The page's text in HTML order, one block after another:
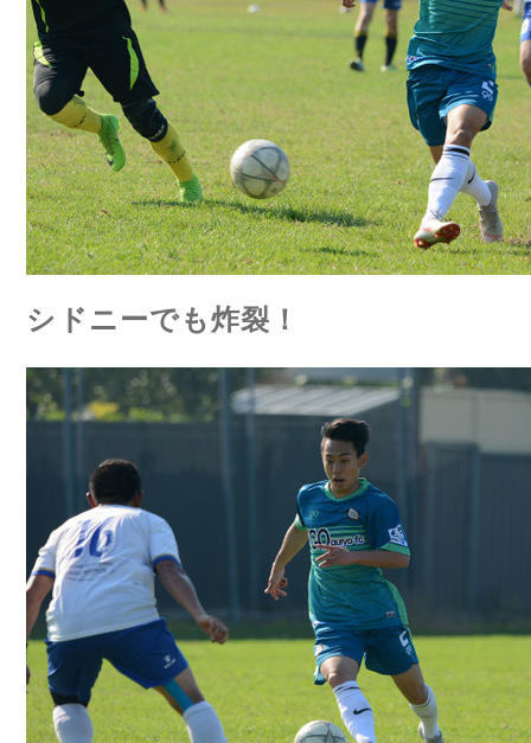
シドニーでも炸裂！